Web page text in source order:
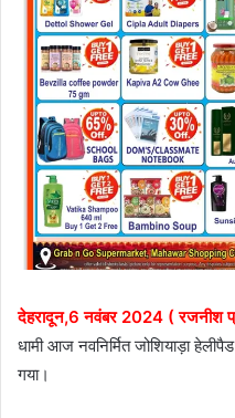
देहरादून,6 नवंबर 2024 ( रजनीश
धामी आज नवनिर्मित जोशियाड़ा
गया।